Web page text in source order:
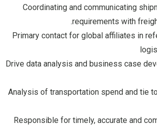
Coordinating and communicating
requirements with
Primary contact for global affiliates in
Drive data analysis and business case
Analysis of transportation spend and tie
Responsible for timely, accurate and